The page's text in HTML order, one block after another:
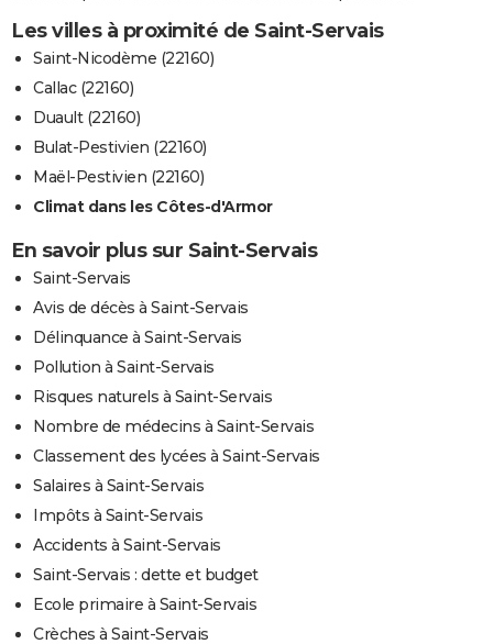
Les villes à proximité de Saint-Servais
Saint-Nicodème (22160)
Callac (22160)
Duault (22160)
Bulat-Pestivien (22160)
Maël-Pestivien (22160)
Climat dans les Côtes-d'Armor
En savoir plus sur Saint-Servais
Saint-Servais
Avis de décès à Saint-Servais
Délinquance à Saint-Servais
Pollution à Saint-Servais
Risques naturels à Saint-Servais
Nombre de médecins à Saint-Servais
Classement des lycées à Saint-Servais
Salaires à Saint-Servais
Impôts à Saint-Servais
Accidents à Saint-Servais
Saint-Servais : dette et budget
Ecole primaire à Saint-Servais
Crèches à Saint-Servais